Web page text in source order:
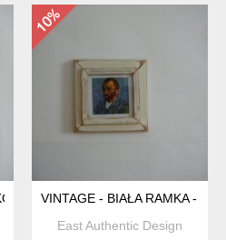
VINTAGE - BIAŁA RAMKA -
East Authentic Design